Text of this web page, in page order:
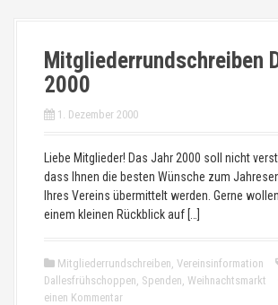
Mitgliederrundschreiben
2000
1. Dezember 2000
Liebe Mitglieder! Das Jahr 2000 soll nicht
dass Ihnen die besten Wünsche zum
Ihres Vereins übermittelt werden. Gerne
einem kleinen Rückblick auf […]
Mitgliederrundschreiben, Vereinsinformation
Dallesfrühschoppen, Spenden, Weihnachtsmarkt
einen Kommentar